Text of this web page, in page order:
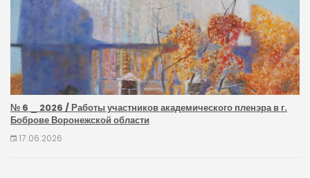
№ 6 _ 2026 / Работы участников академического пленэра в г.
Боброве Воронежской области
17.06.2026